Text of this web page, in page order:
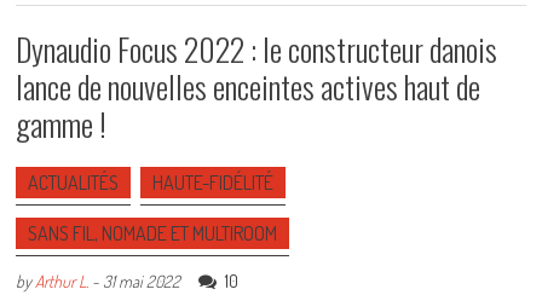
Dynaudio Focus 2022 : le constructeur danois
lance de nouvelles enceintes actives haut de
gamme !
ACTUALITÉS HAUTE-FIDÉLITÉ
SANS FIL, NOMADE ET MULTIROOM
byArthur L. - 31 mai 2022 10